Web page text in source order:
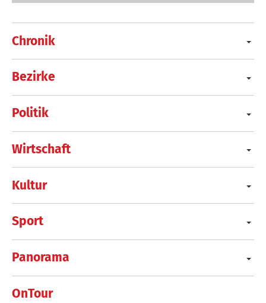
Chronik
Bezirke
Politik
Wirtschaft
Kultur
Sport
Panorama
OnTour